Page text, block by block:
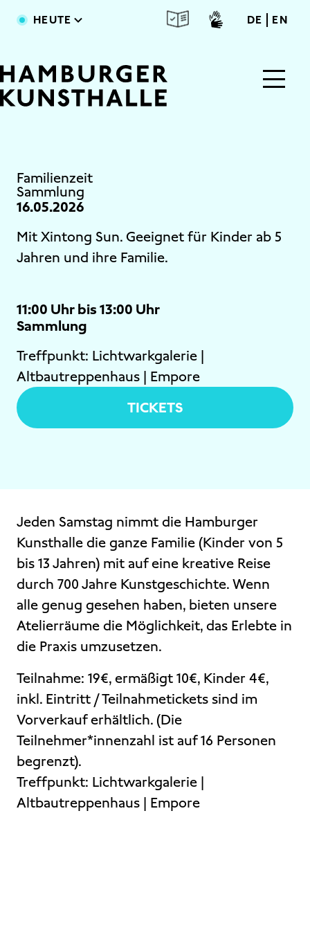
Direkt zum Inhalt
HEUTE DE deutsch
EN
Familienzeit
Sammlung
16.05.2026
Mit Xintong Sun. Geeignet für Kinder ab 5
Jahren und ihre Familie.
11:00 Uhr bis 13:00 Uhr
Sammlung
Treffpunkt: Lichtwarkgalerie |
Altbautreppenhaus | Empore
TICKETS
Jeden Samstag nimmt die Hamburger
Kunsthalle die ganze Familie (Kinder von 5
bis 13 Jahren) mit auf eine kreative Reise
durch 700 Jahre Kunstgeschichte. Wenn
alle genug gesehen haben, bieten unsere
Atelierräume die Möglichkeit, das Erlebte in
die Praxis umzusetzen.
Teilnahme: 19€, ermäßigt 10€, Kinder 4€,
inkl. Eintritt / Teilnahmetickets sind im
Vorverkauf erhältlich. (Die
Teilnehmer*innenzahl ist auf 16 Personen
begrenzt).
Treffpunkt: Lichtwarkgalerie |
Altbautreppenhaus | Empore